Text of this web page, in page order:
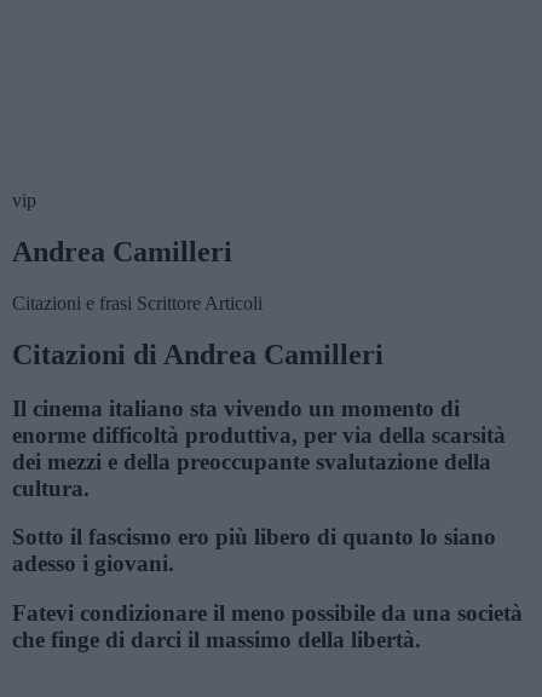
vip
Andrea Camilleri
Citazioni e frasi Scrittore Articoli
Citazioni di Andrea Camilleri
Il cinema italiano sta vivendo un momento di
enorme difficoltà produttiva, per via della scarsità
dei mezzi e della preoccupante svalutazione della
cultura.
Sotto il fascismo ero più libero di quanto lo siano
adesso i giovani.
Fatevi condizionare il meno possibile da una società
che finge di darci il massimo della libertà.